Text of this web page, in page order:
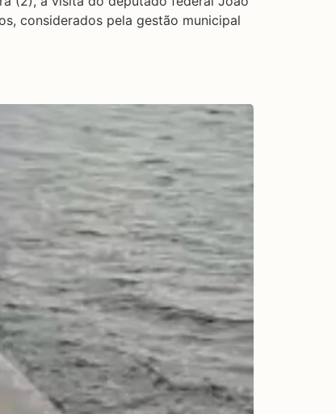
considerados pela gestão municipal